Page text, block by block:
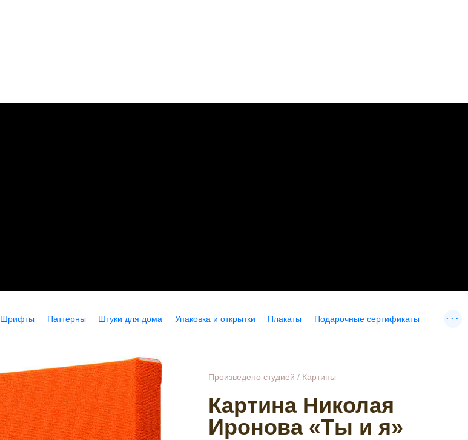
Шрифты Паттерны Штуки для дома Упаковка и открытки Плакаты Подарочные сертификаты ...
Произведено студией / Картины
Картина Николая
Иронова «Ты и я»